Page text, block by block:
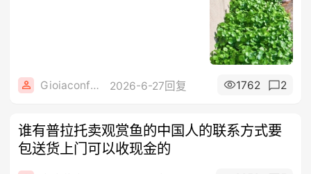
Gioiaconfezione 2026-6-27回复 1762 2
谁有普拉托卖观赏鱼的中国人的联系方式要
包送货上门可以收现金的